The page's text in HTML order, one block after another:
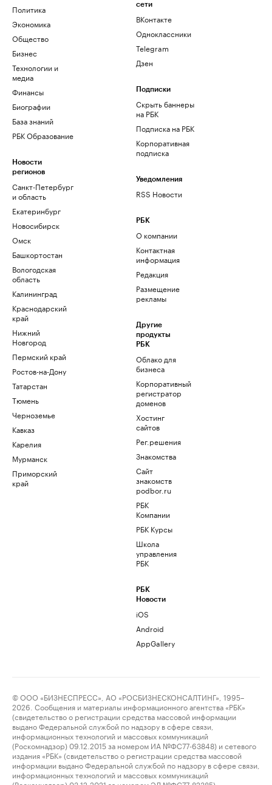
Политика
Экономика
Общество
Бизнес
Технологии и
медиа
Финансы
Биографии
База знаний
РБК Образование
Новости
регионов
Санкт-Петербург
и область
Екатеринбург
Новосибирск
Омск
Башкортостан
Вологодская
область
Калининград
Краснодарский
край
Нижний
Новгород
Пермский край
Ростов-на-Дону
Татарстан
Тюмень
Черноземье
Кавказ
Карелия
Мурманск
Приморский
край
сети
ВКонтакте
Одноклассники
Telegram
Дзен
Подписки
Скрыть баннеры
на РБК
Подписка на РБК
Корпоративная
подписка
Уведомления
RSS Новости
РБК
О компании
Контактная
информация
Редакция
Размещение
рекламы
Другие
продукты
РБК
Облако для
бизнеса
Корпоративный
регистратор
доменов
Хостинг
сайтов
Рег.решения
Знакомства
Сайт
знакомств
podbor.ru
РБК
Компании
РБК Курсы
Школа
управления
РБК
РБК
Новости
iOS
Android
AppGallery
© ООО «БИЗНЕСПРЕСС», АО «РОСБИЗНЕСКОНСАЛТИНГ», 1995–
2026. Сообщения и материалы информационного агентства «РБК»
(свидетельство о регистрации средства массовой информации
выдано Федеральной службой по надзору в сфере связи,
информационных технологий и массовых коммуникаций
(Роскомнадзор) 09.12.2015 за номером ИА №ФС77-63848) и сетевого
издания «РБК» (свидетельство о регистрации средства массовой
информации выдано Федеральной службой по надзору в сфере связи,
информационных технологий и массовых коммуникаций